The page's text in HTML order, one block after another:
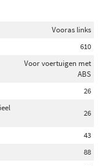
Vooras links
610
Voor voertuigen met
ABS
26
26
43
88